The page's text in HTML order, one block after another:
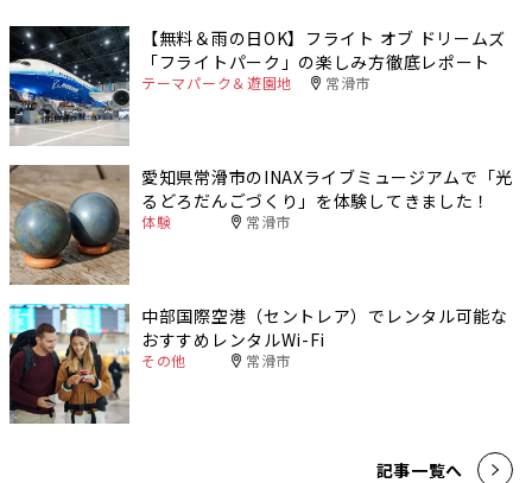
【無料＆雨の日OK】フライト オブ ドリームズ
「フライトパーク」の楽しみ方徹底レポート
テーマパーク＆遊園地 常滑市
愛知県常滑市のINAXライブミュージアムで「光
るどろだんごづくり」を体験してきました！
体験 常滑市
中部国際空港（セントレア）でレンタル可能な
おすすめレンタルWi-Fi
その他 常滑市
記事一覧へ